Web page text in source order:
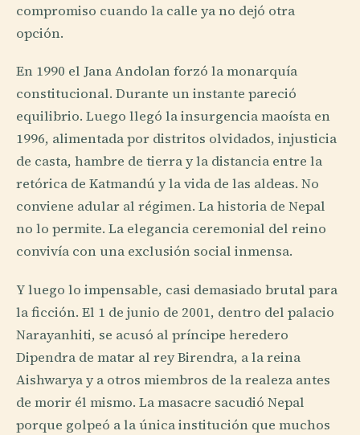
compromiso cuando la calle ya no dejó otra
opción.
En 1990 el Jana Andolan forzó la monarquía
constitucional. Durante un instante pareció
equilibrio. Luego llegó la insurgencia maoísta en
1996, alimentada por distritos olvidados, injusticia
de casta, hambre de tierra y la distancia entre la
retórica de Katmandú y la vida de las aldeas. No
conviene adular al régimen. La historia de Nepal
no lo permite. La elegancia ceremonial del reino
convivía con una exclusión social inmensa.
Y luego lo impensable, casi demasiado brutal para
la ficción. El 1 de junio de 2001, dentro del palacio
Narayanhiti, se acusó al príncipe heredero
Dipendra de matar al rey Birendra, a la reina
Aishwarya y a otros miembros de la realeza antes
de morir él mismo. La masacre sacudió Nepal
porque golpeó a la única institución que muchos